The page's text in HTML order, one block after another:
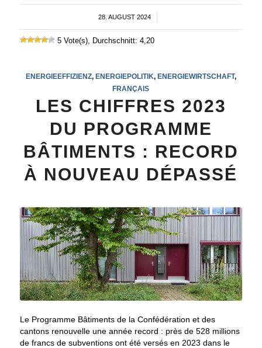
28. AUGUST 2024
/
5 Vote(s), Durchschnitt: 4,20
ENERGIEEFFIZIENZ, ENERGIEPOLITIK, ENERGIEWIRTSCHAFT,
FRANÇAIS
LES CHIFFRES 2023
DU PROGRAMME
BÂTIMENTS : RECORD
À NOUVEAU DÉPASSÉ
Le Programme Bâtiments de la Confédération et des
cantons renouvelle une année record : près de 528 millions
de francs de subventions ont été versés en 2023 dans le